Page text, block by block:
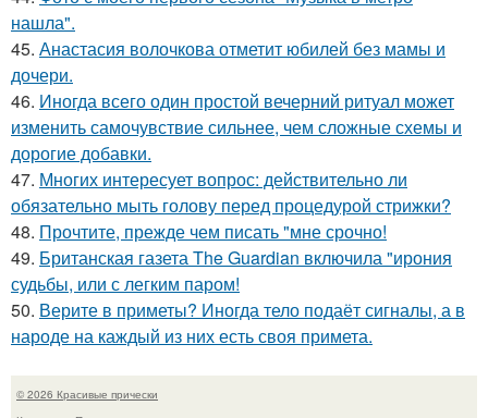
нашла".
45. Анастасия волочкова отметит юбилей без мамы и
дочери.
46. Иногда всего один простой вечерний ритуал может
изменить самочувствие сильнее, чем сложные схемы и
дорогие добавки.
47. Многих интересует вопрос: действительно ли
обязательно мыть голову перед процедурой стрижки?
48. Прочтите, прежде чем писать "мне срочно!
49. Британская газета The Guardian включила "ирония
судьбы, или с легким паром!
50. Верите в приметы? Иногда тело подаёт сигналы, а в
народе на каждый из них есть своя примета.
© 2026 Красивые прически